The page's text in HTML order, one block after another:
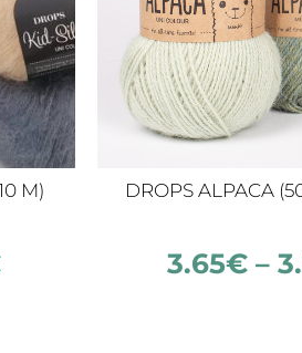
M) DROPS ALPACA
3.65€ –